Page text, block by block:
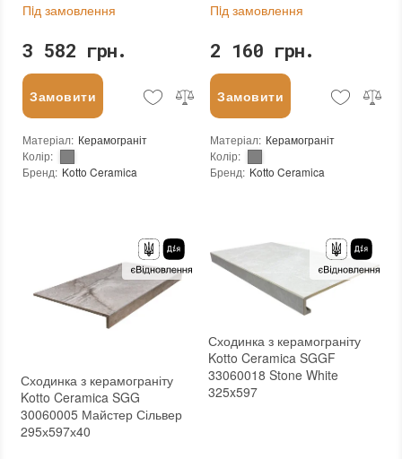
Пiд замовлення
3 582 грн.
Замовити
Матеріал: Керамограніт
Колір:
Бренд: Kotto Ceramica
Пiд замовлення
2 160 грн.
Замовити
Матеріал: Керамограніт
Колір:
Бренд: Kotto Ceramica
Сходинка з керамограніту
Kotto Ceramica SGG
30060005 Майстер Сільвер
295х597х40
Сходинка з керамограніту
Kotto Ceramica SGGF
33060018 Stone White
325x597